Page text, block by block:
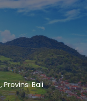
Provinsi Bali